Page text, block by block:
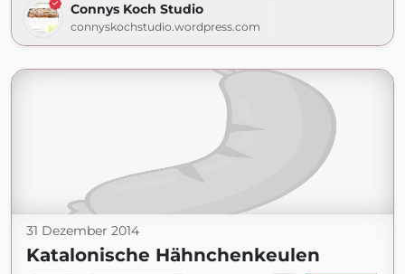
Connys Koch Studio
connyskochstudio.wordpress.com
31 Dezember 2014
Katalonische Hähnchenkeulen